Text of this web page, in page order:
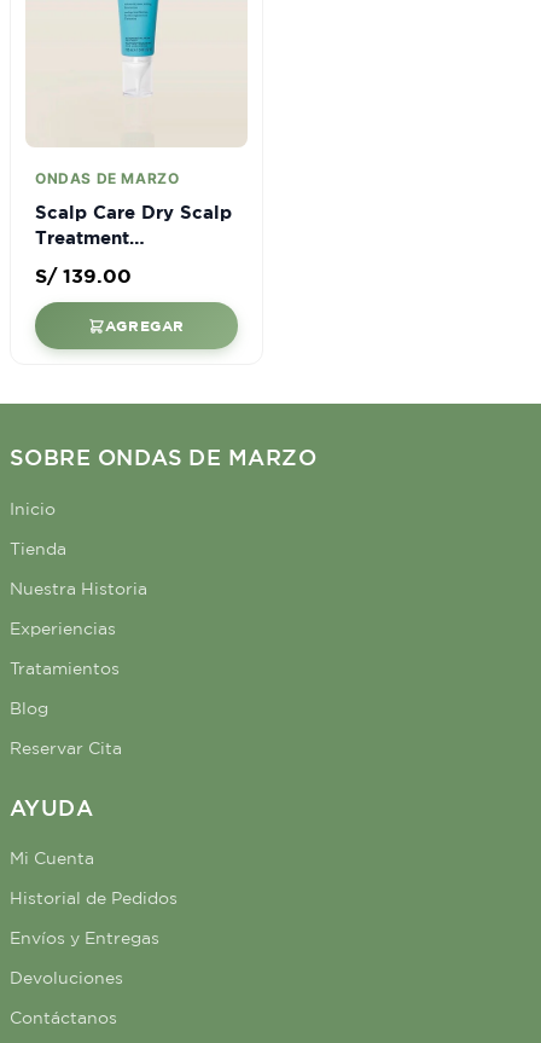
ONDAS DE MARZO
Scalp Care Dry Scalp
Treatment
(tratamiento Para
Cuero Cabelludo
Seco)
S/139.00
AGREGAR
SOBRE ONDAS DE MARZO
Inicio
Tienda
Nuestra Historia
Experiencias
Tratamientos
Blog
Reservar Cita
AYUDA
Mi Cuenta
Historial de Pedidos
Envíos y Entregas
Devoluciones
Contáctanos